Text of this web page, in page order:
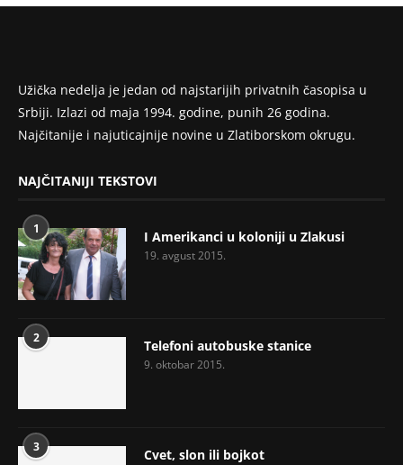
Užička nedelja je jedan od najstarijih privatnih časopisa u
Srbiji. Izlazi od maja 1994. godine, punih 26 godina.
Najčitanije i najuticajnije novine u Zlatiborskom okrugu.
NAJČITANIJI TEKSTOVI
1 I Amerikanci u koloniji u Zlakusi
19. avgust 2015.
2 Telefoni autobuske stanice
9. oktobar 2015.
3 Cvet, slon ili bojkot